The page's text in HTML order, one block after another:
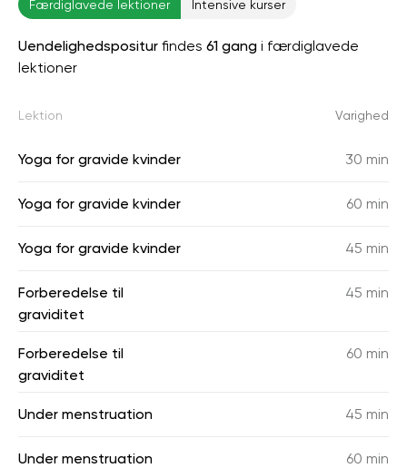
Færdiglavede lektioner Intensive kurser
Uendelighedspositur findes 61 gang i færdiglavede
lektioner
Lektion Varighed
Yoga for gravide kvinder 30 min
Yoga for gravide kvinder 60 min
Yoga for gravide kvinder 45 min
Forberedelse til
graviditet
45 min
Forberedelse til
graviditet
60 min
Under menstruation 45 min
Under menstruation 60 min